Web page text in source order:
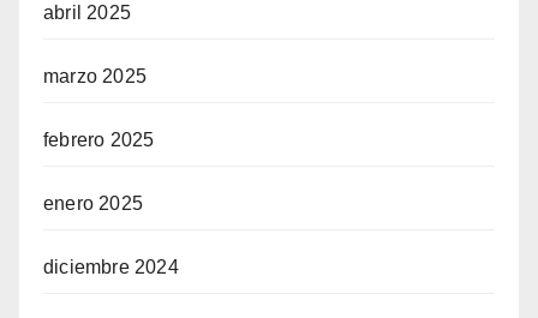
abril 2025
marzo 2025
febrero 2025
enero 2025
diciembre 2024